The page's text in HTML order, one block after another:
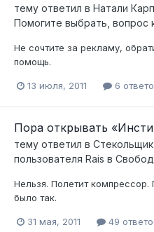
тему ответил в Натали
Помогите выбрать, вопрос
Не сочтите за рекламу,
помощь.
13 июля, 2011 6
Пора открывать
тему ответил в
пользователя Rais в
Нельзя. Полетит
было так.
31 мая, 2011 49